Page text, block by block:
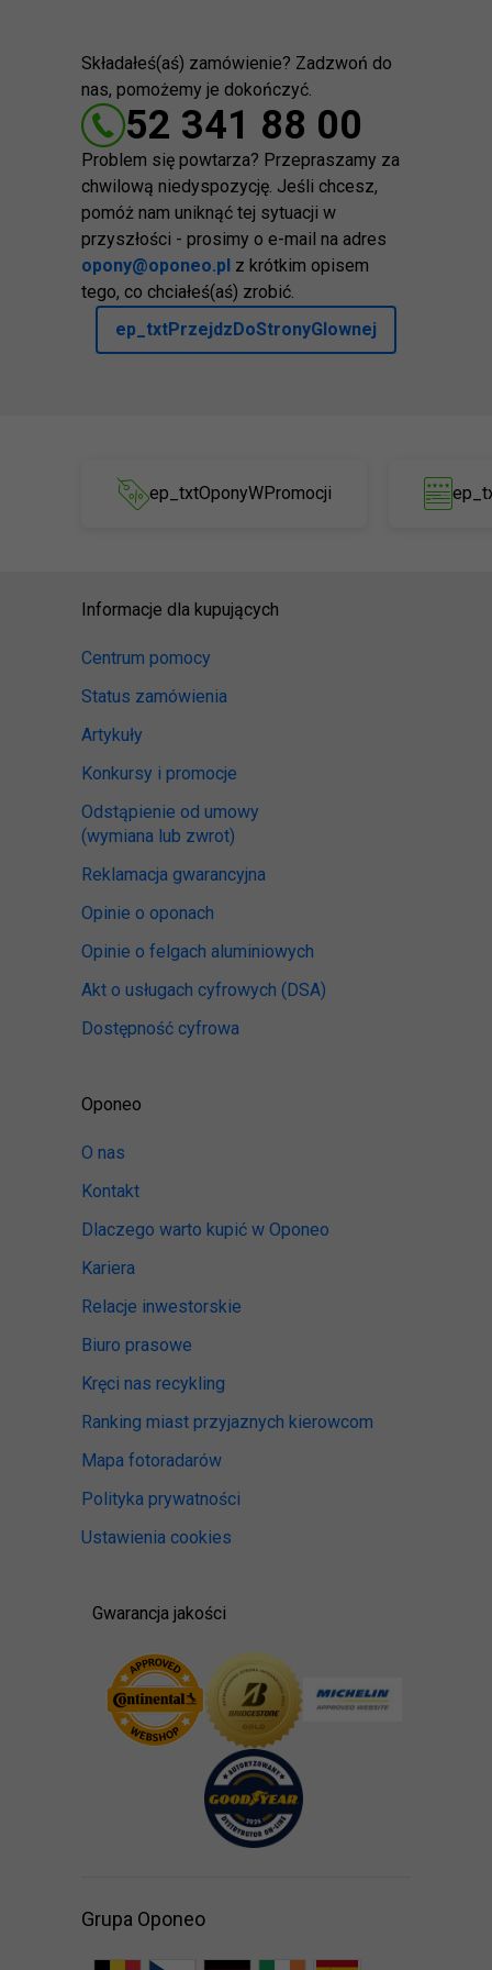
Składałeś(aś) zamówienie? Zadzwoń do
nas, pomożemy je dokończyć.
52 341 88 00
Problem się powtarza? Przepraszamy za
chwilową niedyspozycję. Jeśli chcesz,
pomóż nam uniknąć tej sytuacji w
przyszłości - prosimy o e-mail na adres
opony@oponeo.pl z krótkim opisem
tego, co chciałeś(aś) zrobić.
ep_txtPrzejdzDoStronyGlownej
ep_txtOponyWPromocji
Informacje dla kupujących
Centrum pomocy
Status zamówienia
Artykuły
Konkursy i promocje
Odstąpienie od umowy
(wymiana lub zwrot)
Reklamacja gwarancyjna
Opinie o oponach
Opinie o felgach aluminiowych
Akt o usługach cyfrowych (DSA)
Dostępność cyfrowa
Oponeo
O nas
Kontakt
Dlaczego warto kupić w Oponeo
Kariera
Relacje inwestorskie
Biuro prasowe
Kręci nas recykling
Ranking miast przyjaznych kierowcom
Mapa fotoradarów
Polityka prywatności
Ustawienia cookies
Gwarancja jakości
Grupa Oponeo